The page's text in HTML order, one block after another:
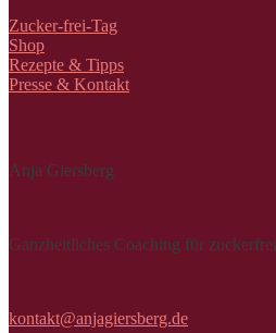
Zucker-frei-Tag
Shop
Rezepte & Tipps
Presse & Kontakt
Anja Giersberg
Ganzheitliches Coaching für
kontakt@anjagiersberg.de